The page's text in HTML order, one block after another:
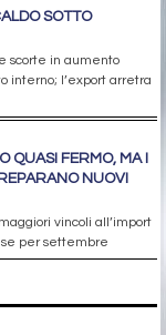
SOTTO
scorte in aumento
interno; l’export arretra
QUASI FERMO, MA I
NUOVI
vincoli all’import
per settembre